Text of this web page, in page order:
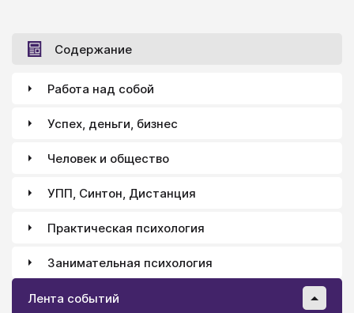
Содержание
Работа над собой
Успех, деньги, бизнес
Человек и общество
УПП, Синтон, Дистанция
Практическая психология
Занимательная психология
Лента событий